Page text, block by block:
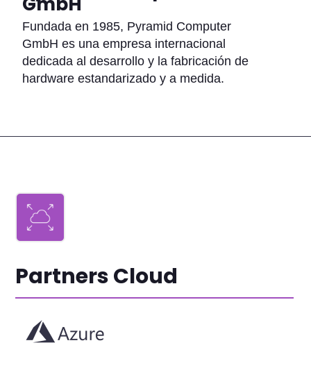
Fundada en 1985, Pyramid Computer
GmbH es una empresa internacional
dedicada al desarrollo y la fabricación de
hardware estandarizado y a medida.
Partners Cloud